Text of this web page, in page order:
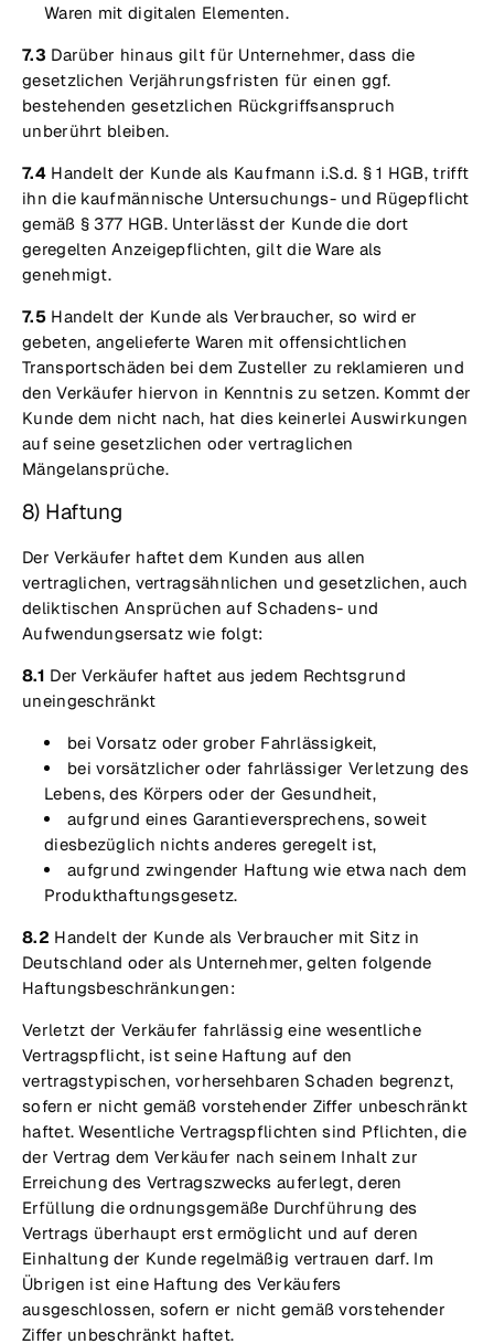
Waren mit digitalen Elementen.
7.3 Darüber hinaus gilt für Unternehmer, dass die
gesetzlichen Verjährungsfristen für einen ggf.
bestehenden gesetzlichen Rückgriffsanspruch
unberührt bleiben.
7.4Handelt der Kunde als Kaufmann i.S.d. § 1 HGB, trifft
ihn die kaufmännische Untersuchungs- und Rügepflicht
gemäß § 377 HGB. Unterlässt der Kunde die dort
geregelten Anzeigepflichten, gilt die Ware als
genehmigt.
7.5Handelt der Kunde als Verbraucher, so wird er
gebeten, angelieferte Waren mit offensichtlichen
Transportschäden bei dem Zusteller zu reklamieren und
den Verkäufer hiervon in Kenntnis zu setzen. Kommt der
Kunde dem nicht nach, hat dies keinerlei Auswirkungen
auf seine gesetzlichen oder vertraglichen
Mängelansprüche.
8) Haftung
Der Verkäufer haftet dem Kunden aus allen
vertraglichen, vertragsähnlichen und gesetzlichen, auch
deliktischen Ansprüchen auf Schadens- und
Aufwendungsersatz wie folgt:
8.1 Der Verkäufer haftet aus jedem Rechtsgrund
uneingeschränkt
bei Vorsatz oder grober Fahrlässigkeit,
bei vorsätzlicher oder fahrlässiger Verletzung des
Lebens, des Körpers oder der Gesundheit,
aufgrund eines Garantieversprechens, soweit
diesbezüglich nichts anderes geregelt ist,
aufgrund zwingender Haftung wie etwa nach dem
Produkthaftungsgesetz.
8.2 Handelt der Kunde als Verbraucher mit Sitz in
Deutschland oder als Unternehmer, gelten folgende
Haftungsbeschränkungen:
Verletzt der Verkäufer fahrlässig eine wesentliche
Vertragspflicht, ist seine Haftung auf den
vertragstypischen, vorhersehbaren Schaden begrenzt,
sofern er nicht gemäß vorstehender Ziffer unbeschränkt
haftet. Wesentliche Vertragspflichten sind Pflichten, die
der Vertrag dem Verkäufer nach seinem Inhalt zur
Erreichung des Vertragszwecks auferlegt, deren
Erfüllung die ordnungsgemäße Durchführung des
Vertrags überhaupt erst ermöglicht und auf deren
Einhaltung der Kunde regelmäßig vertrauen darf. Im
Übrigen ist eine Haftung des Verkäufers
ausgeschlossen, sofern er nicht gemäß vorstehender
Ziffer unbeschränkt haftet.